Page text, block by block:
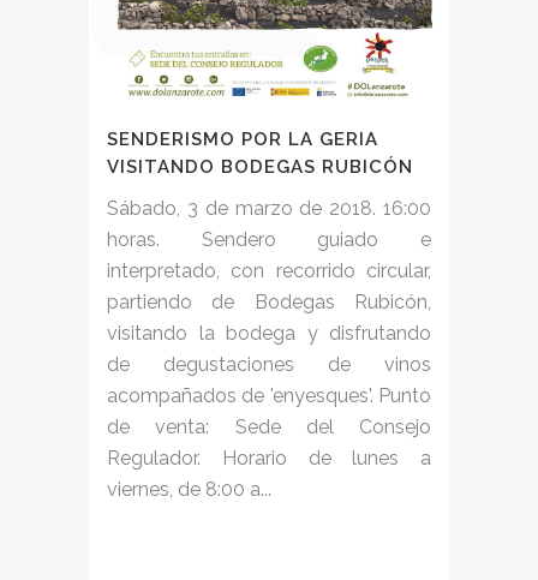
SENDERISMO POR LA GERIA
VISITANDO BODEGAS RUBICÓN
Sábado, 3 de marzo de 2018. 16:00
horas. Sendero guiado e
interpretado, con recorrido circular,
partiendo de Bodegas Rubicón,
visitando la bodega y disfrutando
de degustaciones de vinos
acompañados de 'enyesques'. Punto
de venta: Sede del Consejo
Regulador. Horario de lunes a
viernes, de 8:00 a...